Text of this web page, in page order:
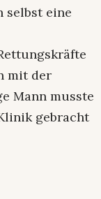
selbst eine
mit der
Mann musste
gebracht